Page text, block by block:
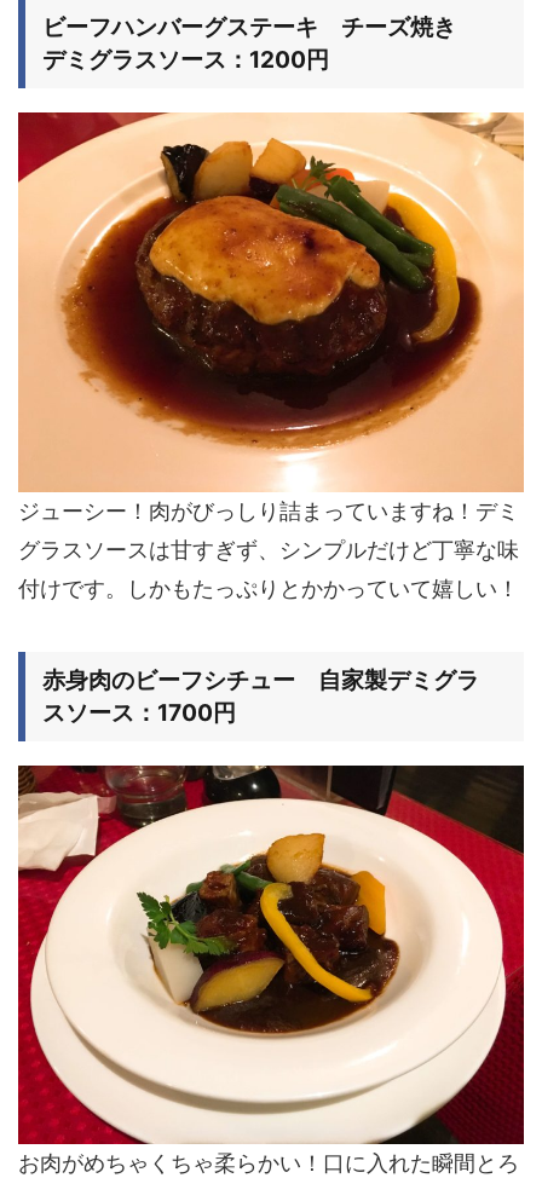
ビーフハンバーグステーキ チーズ焼き
デミグラスソース：1200円
ジューシー！肉がびっしり詰まっていますね！デミ
グラスソースは甘すぎず、シンプルだけど丁寧な味
付けです。しかもたっぷりとかかっていて嬉しい！
赤身肉のビーフシチュー 自家製デミグラ
スソース：1700円
お肉がめちゃくちゃ柔らかい！口に入れた瞬間とろ